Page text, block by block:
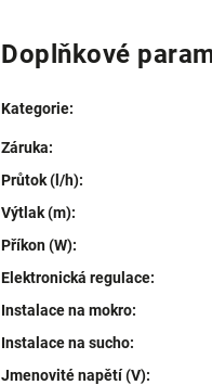
Doplňkové
Kategorie:
Záruka:
Průtok (l/h):
Výtlak (m):
Příkon (W):
Elektronická regulace:
Instalace na mokro:
Instalace na sucho:
Jmenovité napětí (V):